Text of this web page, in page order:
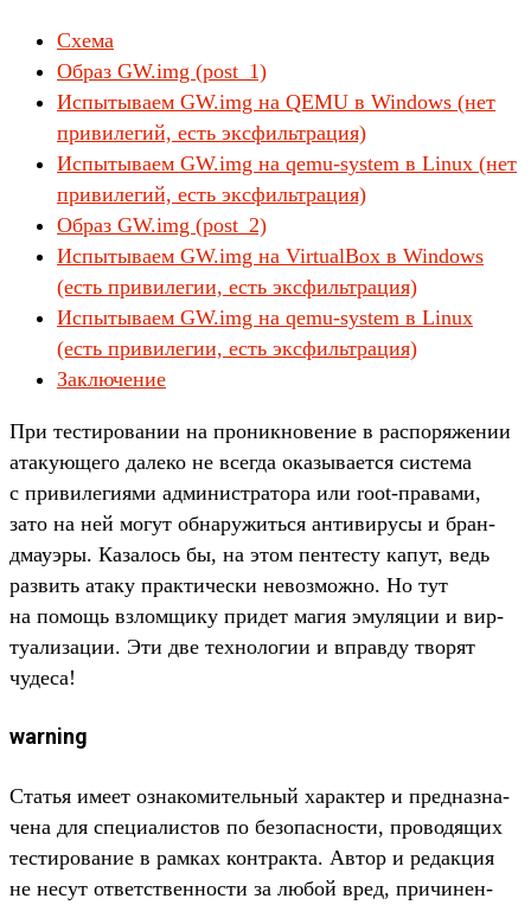
Схема
Образ GW.img (post_1)
Испытываем GW.img на QEMU в Windows (нет
привилегий, есть эксфильтрация)
Испытываем GW.img на qemu-system в Linux (нет
привилегий, есть эксфильтрация)
Образ GW.img (post_2)
Испытываем GW.img на VirtualBox в Windows
(есть привилегии, есть эксфильтрация)
Испытываем GW.img на qemu-system в Linux
(есть привилегии, есть эксфильтрация)
Заключение
При тес­тирова­нии на про­ник­новение в рас­поряже­нии
ата­кующе­го далеко не всег­да ока­зыва­ется сис­тема
с при­виле­гиями адми­нис­тра­тора или root-пра­вами,
зато на ней могут обна­ружить­ся анти­виру­сы и бран­
дма­уэры. Казалось бы, на этом пен­тесту капут, ведь
раз­вить ата­ку прак­тичес­ки невоз­можно. Но тут
на помощь взлом­щику при­дет магия эму­ляции и вир­
туали­зации. Эти две тех­нологии и вправ­ду тво­рят
чудеса!
warning
Статья име­ет озна­коми­тель­ный харак­тер и пред­назна­
чена для спе­циалис­тов по безопас­ности, про­водя­щих
тес­тирова­ние в рам­ках кон­трак­та. Автор и редак­ция
не несут ответс­твен­ности за любой вред, при­чинен­